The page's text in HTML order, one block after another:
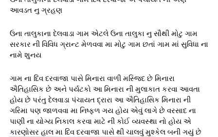
આવડત નુ ગ્રહણ
ઉના તાલુકાના દેલવાડા ગામ એટલે ઉના તાલુકા નુ સૌથી મોટુ ગામ
સરકાર ની વિવિધ ગ્રાન્ટ મેળવવા મા મોટુ ગામ છતાં ગામ માં સુવિધા ના
નામે શુનય
ગામ ના દિવ દરવાજા પાસે મિનારા વાળી મસ્જિદ છે મિનારા
ઐતિહાસિક છે અને પર્યટકો આ મિનારા ની મુલાકાત કરવા આવતા
હોય છે પરંતુ દેલવાડા પંચાયત દ્રારા આ ઐતિહાસિક મિનારા ની
ગરિમા પણ જાળવવા મા નિષ્ફળ ગય હોય એવું લાગે છે વરસાદ ના
પાણી ના યોગ્ય નિકાલ કરવા માટે ની કોઈ વ્યવસ્થા નો હોય એ
કારણોસર હાલ મા દિવ દરવાજા પાસે થી ચાલવું મુશ્કેલ બની ગયું છે